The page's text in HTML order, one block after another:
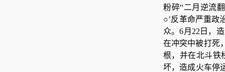
粉碎“二月逆流
○’反革命严重政
众。6月22日，
在冲突中被打死
根，并在北斗铁
坏，造成火车停